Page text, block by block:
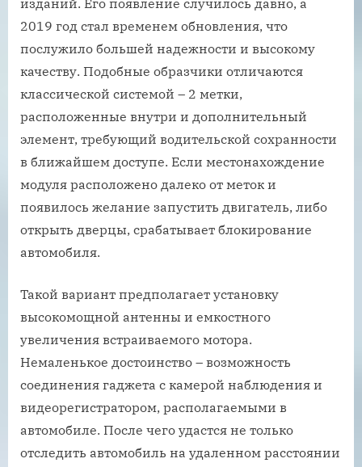
изданий. Его появление случилось давно, а
2019 год стал временем обновления, что
послужило большей надежности и высокому
качеству. Подобные образчики отличаются
классической системой – 2 метки,
расположенные внутри и дополнительный
элемент, требующий водительской сохранности
в ближайшем доступе. Если местонахождение
модуля расположено далеко от меток и
появилось желание запустить двигатель, либо
открыть дверцы, срабатывает блокирование
автомобиля.
Такой вариант предполагает установку
высокомощной антенны и емкостного
увеличения встраиваемого мотора.
Немаленькое достоинство – возможность
соединения гаджета с камерой наблюдения и
видеорегистратором, располагаемыми в
автомобиле. После чего удастся не только
отследить автомобиль на удаленном расстоянии